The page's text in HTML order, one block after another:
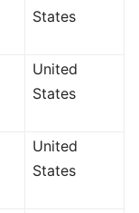
States
United
States
United
States